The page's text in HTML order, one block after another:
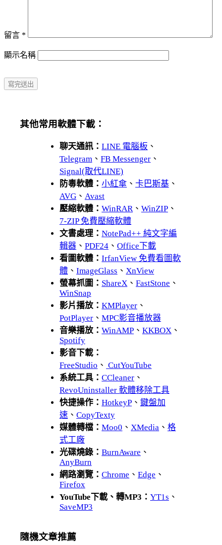
留言 *
顯示名稱
其他常用軟體下載：
聊天通訊： LINE 電腦板 、
Telegram 、 FB Messenger 、
Signal(取代LINE)
防毒軟體： 小紅傘 、 卡巴斯基 、
AVG 、 Avast
壓縮軟體： WinRAR、 WinZIP 、
7-ZIP 免費壓縮軟體
文書處理： NotePad++ 純文字編
輯器 、 PDF24 、 Office下載
看圖軟體： IrfanView 免費看圖軟
體 、 ImageGlass 、 XnView
螢幕抓圖： ShareX 、 FastStone 、
WinSnap
影片播放： KMPlayer 、
PotPlayer 、 MPC影音播放器
音樂播放： WinAMP 、 KKBOX 、
Spotify
影音下載：
FreeStudio 、 CutYouTube
系統工具： CCleaner 、
RevoUninstaller 軟體移除工具
快捷操作： HotkeyP 、 鍵盤加
速 、 CopyTexty
媒體轉檔： Moo0 、 XMedia 、 格
式工廠
光碟燒錄： BurnAware 、
AnyBurn
網路瀏覽： Chrome 、 Edge 、
Firefox
YouTube下載、轉MP3： YT1s 、
SaveMP3
隨機文章推薦